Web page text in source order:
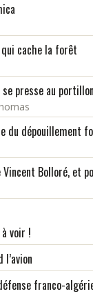
cache la forêt
presse au portillon
du dépouillement
Bolloré, et
voir !
franco-